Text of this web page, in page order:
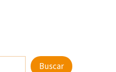
Buscar